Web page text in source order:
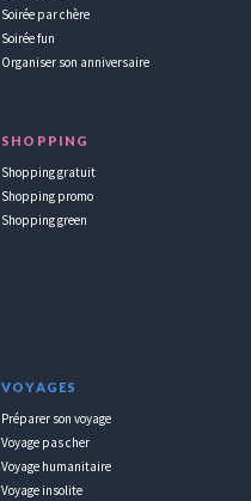
Soirée par chère
Soirée fun
Organiser son anniversaire
SHOPPING
Shopping gratuit
Shopping promo
Shopping green
VOYAGES
Préparer son voyage
Voyage pas cher
Voyage humanitaire
Voyage insolite